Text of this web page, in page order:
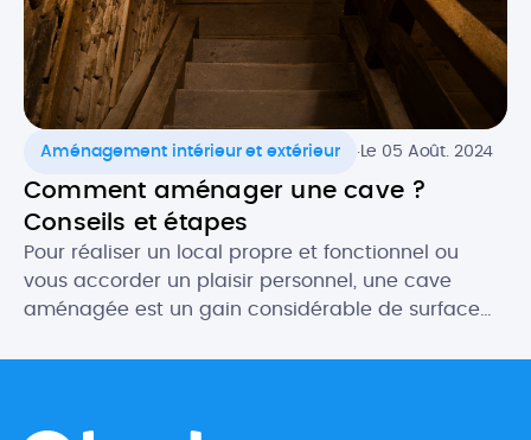
Aménagement intérieur et extérieur Le 05 Août. 2024
Comment aménager une cave ?
Conseils et étapes
Pour réaliser un local propre et fonctionnel ou
vous accorder un plaisir personnel, une cave
aménagée est un gain considérable de surface
cave sont multiples pour créer des espaces